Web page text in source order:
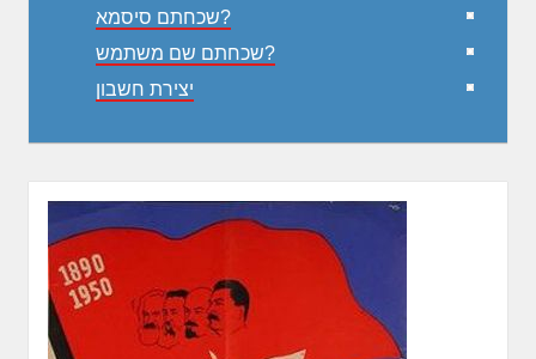
שכחתם סיסמא?
שכחתם שם משתמש?
יצירת חשבון